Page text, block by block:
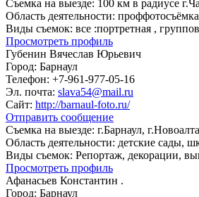
Съемка на выезде: 100 км в радиусе
Область деятельности:
Виды съемок: все :портретная ,
Просмотреть профиль
Губенин Вячеслав Юрьевич
Город: Барнаул
Телефон: +7-961-977-05-16
Эл. почта: slava54@mail.ru
Сайт: http://barnaul-foto.ru/
Отправить сообщение
Съемка на выезде: г.Барнаул,
Область деятельности: детские сады,
Виды съемок: Репортаж, декорации,
Просмотреть профиль
Афанасьев Константин .
Город: Барнаул